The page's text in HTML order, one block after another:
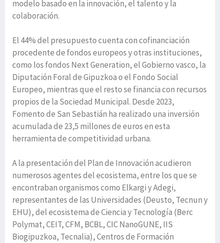
modelo basado en la innovación, el talento y la
colaboración.
El 44% del presupuesto cuenta con cofinanciación
procedente de fondos europeos y otras instituciones,
como los fondos Next Generation, el Gobierno vasco, la
Diputación Foral de Gipuzkoa o el Fondo Social
Europeo, mientras que el resto se financia con recursos
propios de la Sociedad Municipal. Desde 2023,
Fomento de San Sebastián ha realizado una inversión
acumulada de 23,5 millones de euros en esta
herramienta de competitividad urbana.
A la presentación del Plan de Innovación acudieron
numerosos agentes del ecosistema, entre los que se
encontraban organismos como Elkargi y Adegi,
representantes de las Universidades (Deusto, Tecnun y
EHU), del ecosistema de Ciencia y Tecnología (Berc
Polymat, CEIT, CFM, BCBL, CIC NanoGUNE, IIS
Biogipuzkoa, Tecnalia), Centros de Formación